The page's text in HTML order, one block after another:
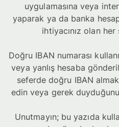
uygulamasına veya
yaparak ya da banka
ihtiyacınız olan
Doğru IBAN numarası
veya yanlış hesaba
seferde doğru IBAN
edin veya gerek
Unutmayın; bu yazıda